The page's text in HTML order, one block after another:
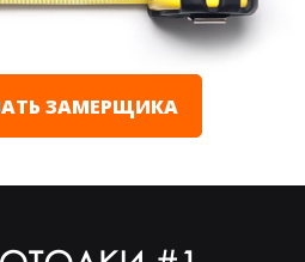
ЗАМЕРЩИКА